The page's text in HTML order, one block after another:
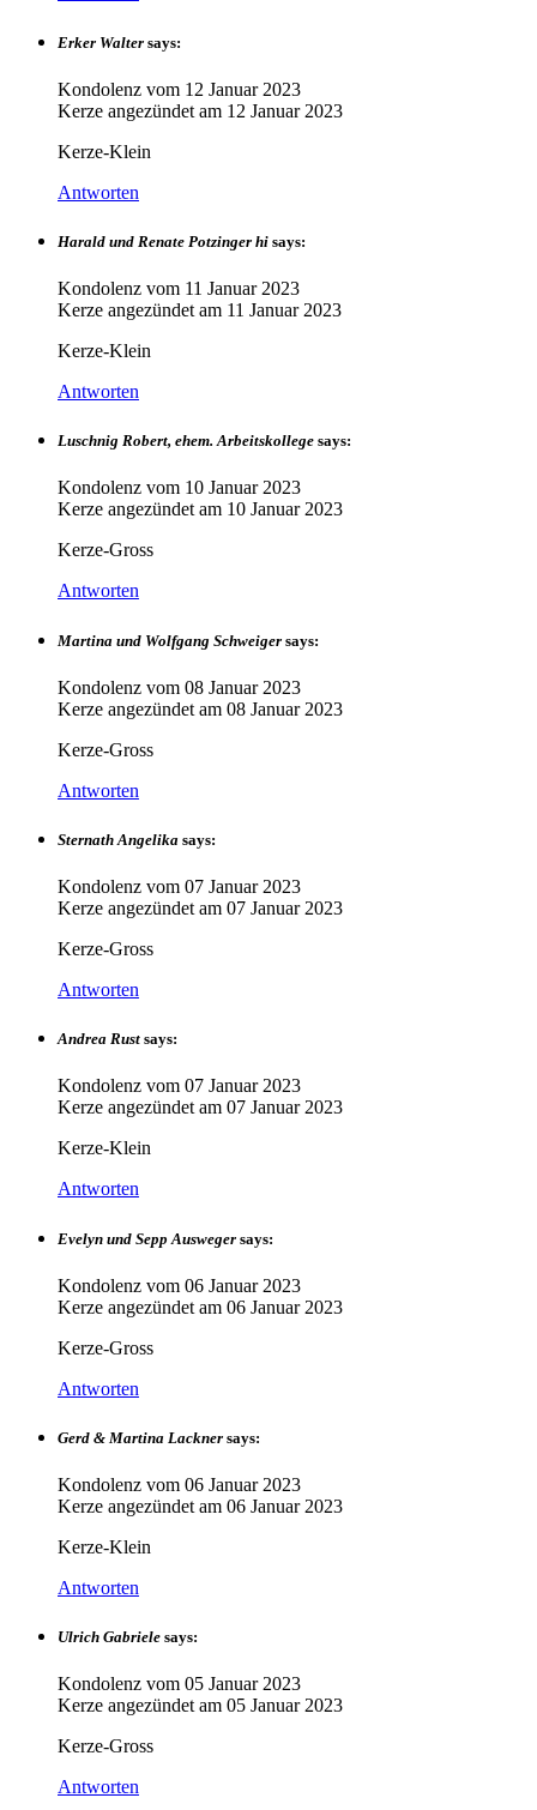
Erker Walter says:
Kondolenz vom 12 Januar 2023
Kerze angezündet am 12 Januar 2023
Kerze-Klein
Antworten
Harald und Renate Potzinger hi says:
Kondolenz vom 11 Januar 2023
Kerze angezündet am 11 Januar 2023
Kerze-Klein
Antworten
Luschnig Robert, ehem. Arbeitskollege says:
Kondolenz vom 10 Januar 2023
Kerze angezündet am 10 Januar 2023
Kerze-Gross
Antworten
Martina und Wolfgang Schweiger says:
Kondolenz vom 08 Januar 2023
Kerze angezündet am 08 Januar 2023
Kerze-Gross
Antworten
Sternath Angelika says:
Kondolenz vom 07 Januar 2023
Kerze angezündet am 07 Januar 2023
Kerze-Gross
Antworten
Andrea Rust says:
Kondolenz vom 07 Januar 2023
Kerze angezündet am 07 Januar 2023
Kerze-Klein
Antworten
Evelyn und Sepp Ausweger says:
Kondolenz vom 06 Januar 2023
Kerze angezündet am 06 Januar 2023
Kerze-Gross
Antworten
Gerd & Martina Lackner says:
Kondolenz vom 06 Januar 2023
Kerze angezündet am 06 Januar 2023
Kerze-Klein
Antworten
Ulrich Gabriele says:
Kondolenz vom 05 Januar 2023
Kerze angezündet am 05 Januar 2023
Kerze-Gross
Antworten